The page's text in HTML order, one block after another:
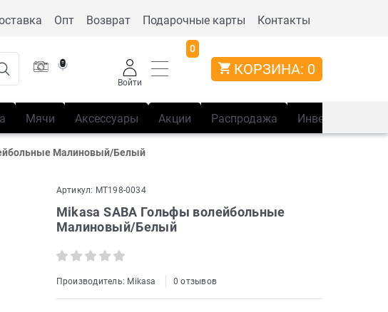
Опт Возврат Подарочные карты Контакты
Войти
0
КОРЗИНА: 0
Мячи Аксессуары Акции Распродажа Инвентарь
Малиновый/Белый
Артикул: MT198-0034
Mikasa SABA Гольфы волейбольные
Малиновый/Белый
Производитель: Mikasa 0 отзывов